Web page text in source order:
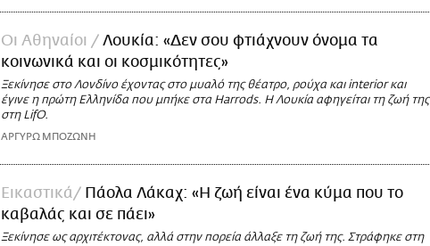
Οι Αθηναίοι
Λουκία: «Δεν σου φτιάχνουν όνομα τα
κοινωνικά και οι κοσμικότητες»
Ξεκίνησε στο Λονδίνο έχοντας στο μυαλό της θέατρο, ρούχα και interior και
έγινε η πρώτη Ελληνίδα που μπήκε στα Harrods. Η Λουκία αφηγείται τη ζωή της
στη LifO.
ΑΡΓΥΡΩ ΜΠΟΖΩΝΗ
Εικαστικά
Πάολα Λάκαχ: «Η ζωή είναι ένα κύμα που το
καβαλάς και σε πάει»
Ξεκίνησε ως αρχιτέκτονας, αλλά στην πορεία άλλαξε τη ζωή της. Στράφηκε στη